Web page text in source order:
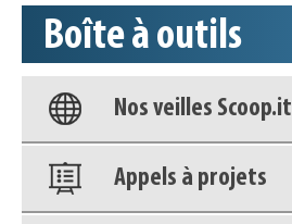
Boîte à outils
Base documentaire
Nos veilles Scoop.it
Appels à projets